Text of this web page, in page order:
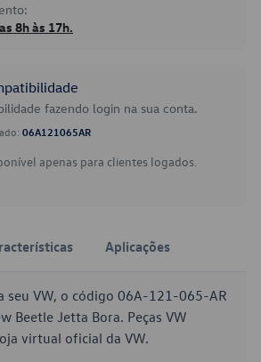
8h às 17h.
fazendo login na sua conta.
06A121065AR
apenas para clientes logados.
Aplicações
seu VW, o código 06A-121-065-AR
Beetle Jetta Bora. Peças VW
virtual oficial da VW.